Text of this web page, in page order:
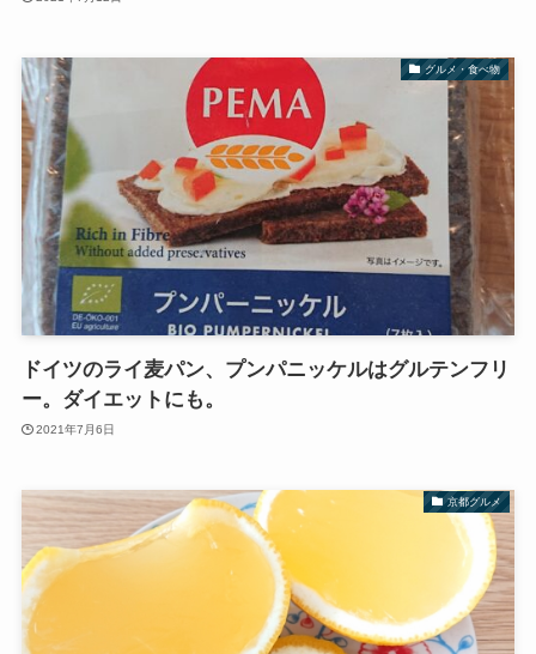
グルメ・食べ物
ドイツのライ麦パン、プンパニッケルはグルテンフリ
ー。ダイエットにも。
2021年7月6日
京都グルメ